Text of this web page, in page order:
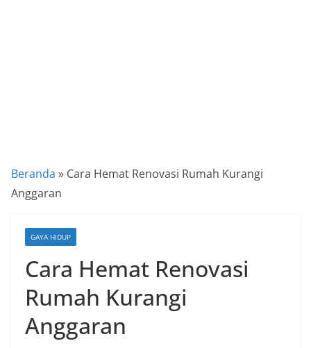
e
k
n
i
Beranda » Cara Hemat Renovasi Rumah Kurangi
Anggaran
GAYA HIDUP
Cara Hemat Renovasi
Rumah Kurangi
Anggaran